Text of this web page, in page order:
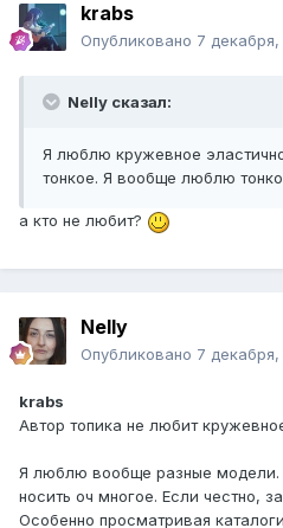
krabs
Опубликовано 7 декабря,
Nelly сказал:
Я люблю кружевное
тонкое. Я вообще люблю
а кто не любит?
Nelly
Опубликовано 7 декабря,
krabs
Автор топика не любит
Я люблю вообще разные модели.
носить оч многое. Если честно,
Особенно просматривая